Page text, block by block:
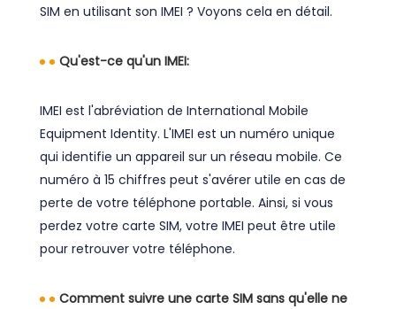
SIM en utilisant son IMEI ? Voyons cela en détail.
Qu'est-ce qu'un IMEI:
IMEI est l'abréviation de International Mobile
Equipment Identity. L'IMEI est un numéro unique
qui identifie un appareil sur un réseau mobile. Ce
numéro à 15 chiffres peut s'avérer utile en cas de
perte de votre téléphone portable. Ainsi, si vous
perdez votre carte SIM, votre IMEI peut être utile
pour retrouver votre téléphone.
Comment suivre une carte SIM sans qu'elle ne